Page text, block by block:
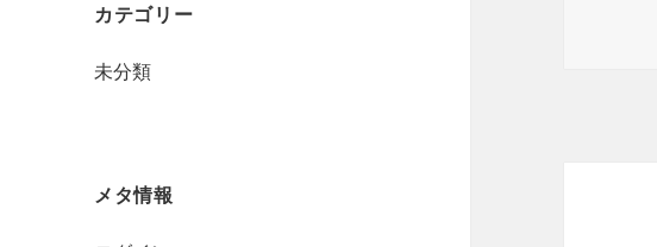
カテゴリー
未分類
メタ情報